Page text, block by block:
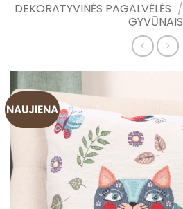
DEKORATYVINĖS PAGALVĖLĖS /
GYVŪNAIS
NAUJIENA